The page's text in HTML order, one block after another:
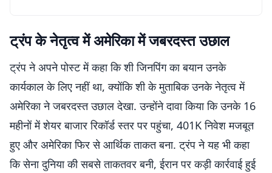
ट्रंप के नेतृत्व में अमेरिका में जबरदस्त उछाल
ट्रंप ने अपने पोस्ट में कहा कि शी जिनपिंग का बयान उनके
कार्यकाल के लिए नहीं था, क्योंकि शी के मुताबिक उनके नेतृत्व में
अमेरिका ने जबरदस्त उछाल देखा. उन्होंने दावा किया कि उनके 16
महीनों में शेयर बाजार रिकॉर्ड स्तर पर पहुंचा, 401K निवेश मजबूत
हुए और अमेरिका फिर से आर्थिक ताकत बना. ट्रंप ने यह भी कहा
कि सेना दुनिया की सबसे ताकतवर बनी, ईरान पर कड़ी कार्रवाई हुई